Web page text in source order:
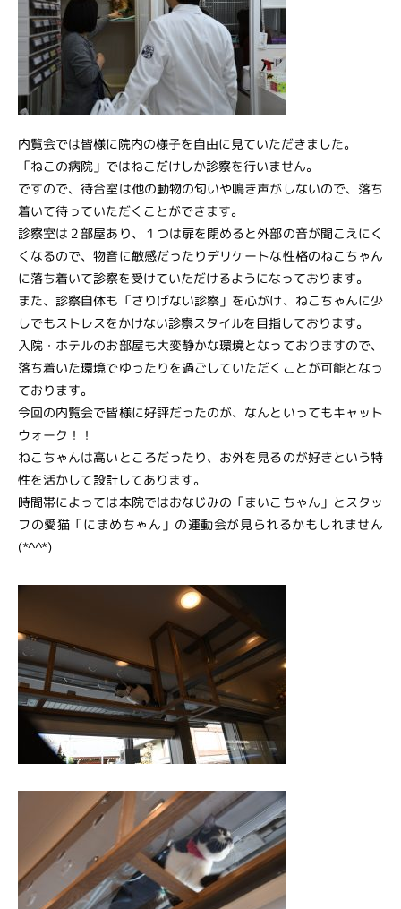
内覧会では皆様に院内の様子を自由に見ていただきました。
「ねこの病院」ではねこだけしか診察を行いません。
ですので、待合室は他の動物の匂いや鳴き声がしないので、落ち
着いて待っていただくことができます。
診察室は２部屋あり、１つは扉を閉めると外部の音が聞こえにく
くなるので、物音に敏感だったりデリケートな性格のねこちゃん
に落ち着いて診察を受けていただけるようになっております。
また、診察自体も「さりげない診察」を心がけ、ねこちゃんに少
しでもストレスをかけない診察スタイルを目指しております。
入院・ホテルのお部屋も大変静かな環境となっておりますので、
落ち着いた環境でゆったりを過ごしていただくことが可能となっ
ております。
今回の内覧会で皆様に好評だったのが、なんといってもキャット
ウォーク！！
ねこちゃんは高いところだったり、お外を見るのが好きという特
性を活かして設計してあります。
時間帯によっては本院ではおなじみの「まいこちゃん」とスタッ
フの愛猫「にまめちゃん」の運動会が見られるかもしれません
(*^^*)